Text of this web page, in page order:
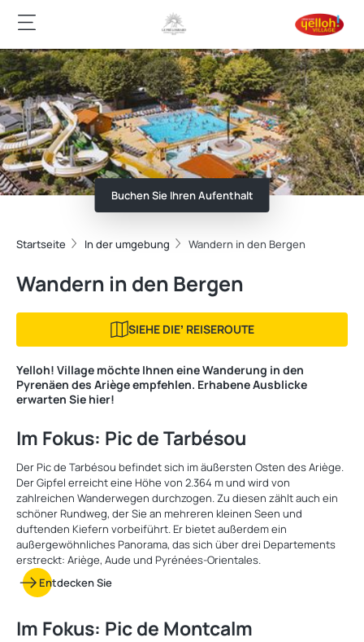
Buchen Sie Ihren Aufenthalt
Startseite In der umgebung Wandern in den Bergen
Wandern in den Bergen
SIEHE DIEʼ REISEROUTE
Yelloh! Village möchte Ihnen eine Wanderung in den
Pyrenäen des Ariège empfehlen. Erhabene Ausblicke
erwarten Sie hier!
Im Fokus: Pic de Tarbésou
Der Pic de Tarbésou befindet sich im äußersten Osten des Ariège.
Der Gipfel erreicht eine Höhe von 2.364 m und wird von
zahlreichen Wanderwegen durchzogen. Zu diesen zählt auch ein
schöner Rundweg, der Sie an mehreren kleinen Seen und
duftenden Kiefern vorbeiführt. Er bietet außerdem ein
außergewöhnliches Panorama, das sich über drei Departements
erstreckt: Ariège, Aude und Pyrénées-Orientales.
Entdecken Sie
Im Fokus: Pic de Montcalm